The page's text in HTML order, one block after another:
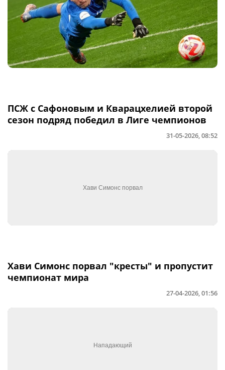
ПСЖ с Сафоновым и Кварацхелией второй
сезон подряд победил в Лиге чемпионов
31-05-2026, 08:52
Хави Симонс порвал "кресты" и пропустит
чемпионат мира
27-04-2026, 01:56